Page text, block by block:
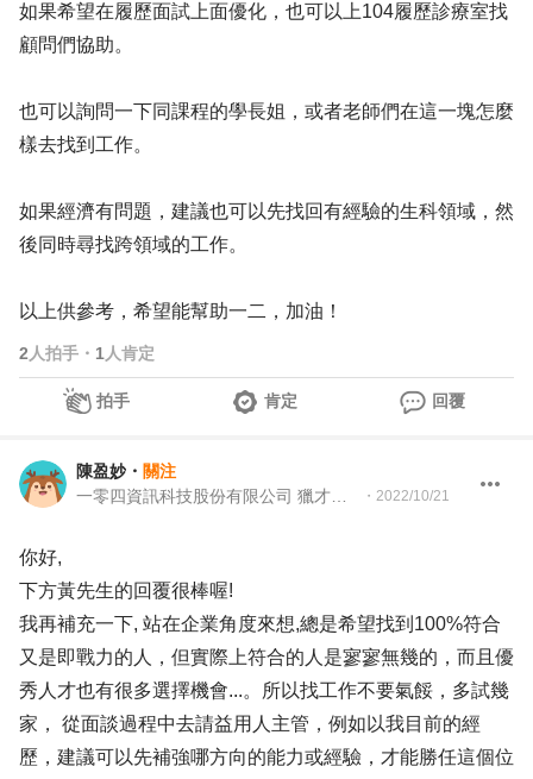
如果希望在履歷面試上面優化，也可以上104履歷診療室找
顧問們協助。
也可以詢問一下同課程的學長姐，或者老師們在這一塊怎麼
樣去找到工作。
如果經濟有問題，建議也可以先找回有經驗的生科領域，然
後同時尋找跨領域的工作。
以上供參考，希望能幫助一二，加油！
2 人拍手 ・ 1 人肯定
拍手 肯定 回覆
陳盈妙 ・ 關注
・ 2022/10/21
你好,
下方黃先生的回覆很棒喔!
我再補充一下, 站在企業角度來想,總是希望找到100%符合
又是即戰力的人，但實際上符合的人是寥寥無幾的，而且優
秀人才也有很多選擇機會...。所以找工作不要氣餒，多試幾
家， 從面談過程中去請益用人主管，例如以我目前的經
歷，建議可以先補強哪方向的能力或經驗，才能勝任這個位